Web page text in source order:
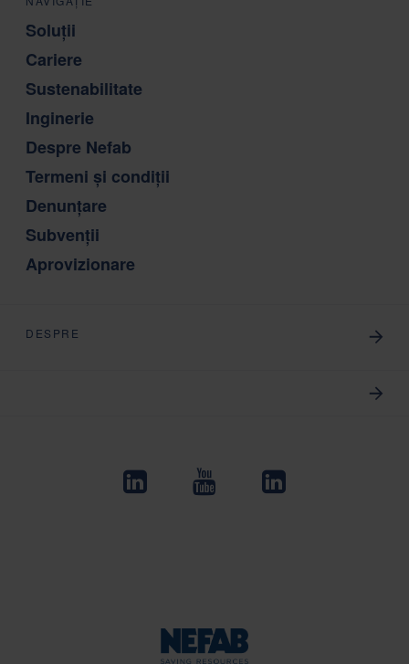
Soluții
Cariere
Sustenabilitate
Inginerie
Despre Nefab
Termeni și condiții
Denunțare
Subvenții
Aprovizionare
DESPRE